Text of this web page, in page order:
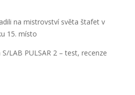
na mistrovství světa štafet v
15. místo
LAB PULSAR 2 – test, recenze